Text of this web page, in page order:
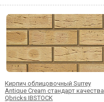
Кирпич облицовочный Surrey
Antique Cream стандарт качества
Qbricks IBSTOCK